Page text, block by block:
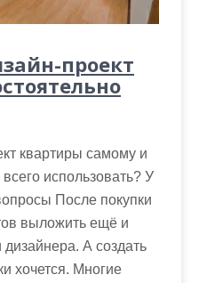
проект
квартиры самому и
использовать? У
После покупки
выложить ещё и
дизайнера. А создать
хочется. Многие